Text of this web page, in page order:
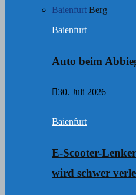
Baienfurt Berg
Baienfurt
Auto beim
30. Juli 2026
Baienfurt
E-Scooter-
wird schwer